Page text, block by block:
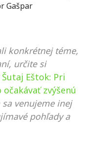
Gašpar
konkrétnej téme,
určite si
Šutaj Eštok: Pri
zvýšenú
venujeme inej
pohľady a